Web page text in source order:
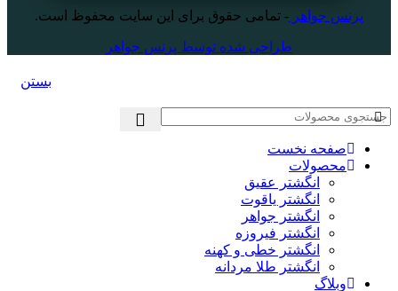
پرنس جواهر - تمامی حقوق برای این سایت محفوظ است.
طراحی شده توسط پرنس جواهر
بستن
صفحه نخست
محصولات
انگشتر عقیق
انگشتر یاقوت
انگشتر جواهر
انگشتر فیروزه
انگشتر خطی و کهنه
انگشتر طلا مردانه
وبلاگ